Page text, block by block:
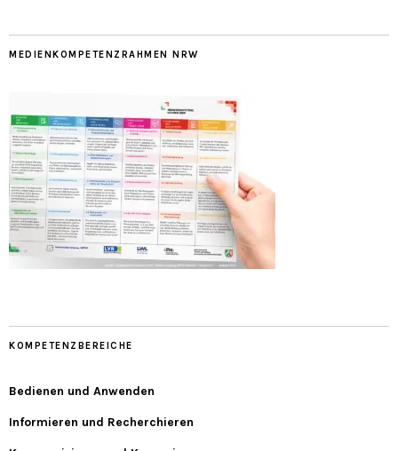
MEDIENKOMPETENZRAHMEN NRW
KOMPETENZBEREICHE
Bedienen und Anwenden
Informieren und Recherchieren